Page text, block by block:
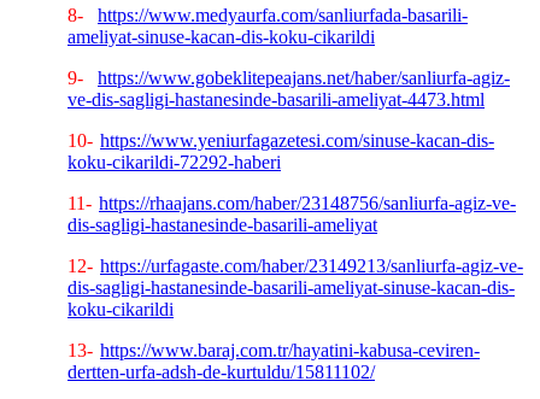
8-
https://www.medyaurfa.com/sanliurfada-basarili-
ameliyat-sinuse-kacan-dis-koku-cikarildi
9-
https://www.gobeklitepeajans.net/haber/sanliurfa-agiz-
ve-dis-sagligi-hastanesinde-basarili-ameliyat-4473.html
10- https://www.yeniurfagazetesi.com/sinuse-kacan-dis-
koku-cikarildi-72292-haberi
11- https://rhaajans.com/haber/23148756/sanliurfa-agiz-ve-
dis-sagligi-hastanesinde-basarili-ameliyat
12- https://urfagaste.com/haber/23149213/sanliurfa-agiz-ve-
dis-sagligi-hastanesinde-basarili-ameliyat-sinuse-kacan-dis-
koku-cikarildi
13- https://www.baraj.com.tr/hayatini-kabusa-ceviren-
dertten-urfa-adsh-de-kurtuldu/15811102/